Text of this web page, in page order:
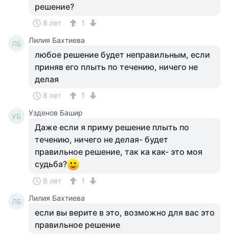
решение?
8 лет 1
ЛБ Лилия Бахтиева
любое решение будет неправильным, если
приняв его плыть по течению, ничего не
делая
8 лет 1
УБ Узденов Башир
Даже если я приму решение плыть по
течению, ничего не делая- будет
правильное решение, так ка как- это моя
судьба?
8 лет 1
ЛБ Лилия Бахтиева
если вы верите в это, возможно для вас это
правильное решение